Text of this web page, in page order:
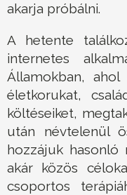
akarja próbálni.
A hetente
internetes
Államokban,
életkorukat,
költéseiket,
után névtelenül
hozzájuk hasonló
akár közös
csoportos